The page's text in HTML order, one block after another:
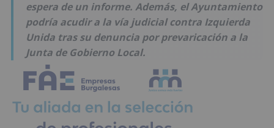
espera de un informe. Además, el Ayuntamiento
podría acudir a la vía judicial contra Izquierda
Unida tras su denuncia por prevaricación a la
Junta de Gobierno Local.